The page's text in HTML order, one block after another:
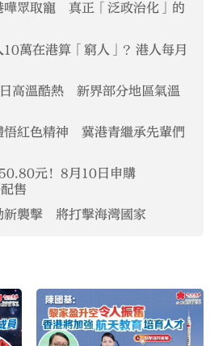
嘩眾取寵 真正「泛政治化」的
10萬在港算「窮人」？港人每月
高溫酷熱 新界部分地區氣溫
悟紅色精神 冀港青繼承先輩們
元！8月10日申購
售
新襲擊 將打擊海灣國家